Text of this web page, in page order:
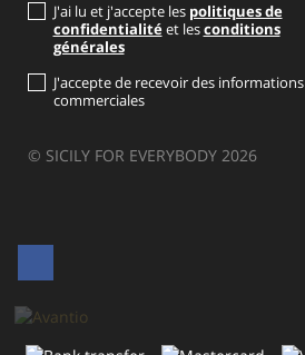
J'ai lu et j'accepte les politiques de
confidentialitéet lesconditions
générales
J'accepte de recevoir des informations
commerciales
© SICILY FOR EVERYBODY 2026